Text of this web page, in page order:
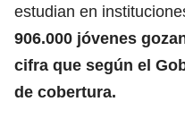
estudian en
906.000 jóvenes
cifra que según el
de cobertura.